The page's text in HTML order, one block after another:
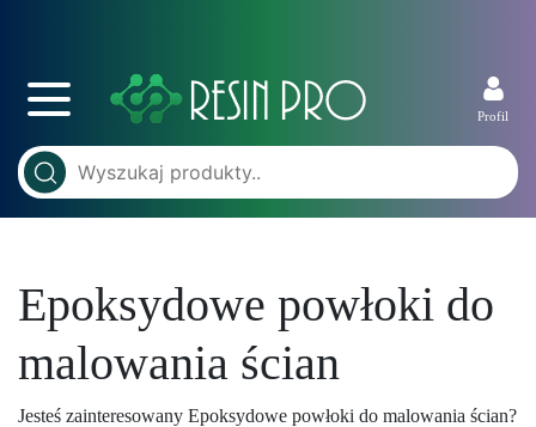
Profil
Epoksydowe powłoki do
malowania ścian
Jesteś zainteresowany Epoksydowe powłoki do malowania ścian?